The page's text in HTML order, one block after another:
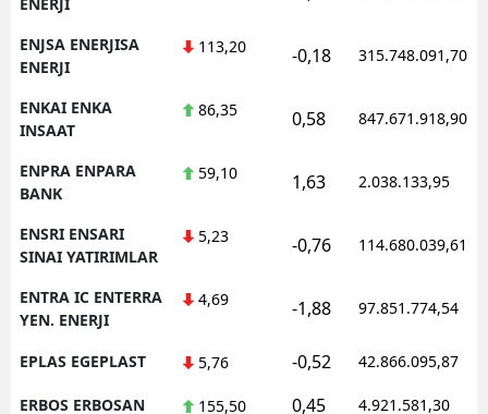
ENJSA ENERJISA
ENERJI
113,20 -0,18 315.748.091,70
ENKAI ENKA
INSAAT
86,35 0,58 847.671.918,90
ENPRA ENPARA
BANK
59,10 1,63 2.038.133,95
ENSRI ENSARI
SINAI YATIRIMLAR
5,23 -0,76 114.680.039,61
ENTRA IC ENTERRA
YEN. ENERJI
4,69 -1,88 97.851.774,54
EPLAS EGEPLAST 5,76 -0,52 42.866.095,87
ERBOS ERBOSAN 155,50 0,45 4.921.581,30